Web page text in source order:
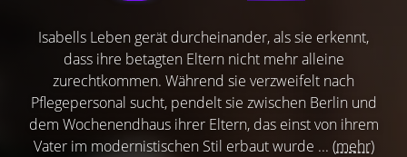
Isabells Leben gerät durcheinander, als sie erkennt,
dass ihre betagten Eltern nicht mehr alleine
zurechtkommen. Während sie verzweifelt nach
Pflegepersonal sucht, pendelt sie zwischen Berlin und
dem Wochenendhaus ihrer Eltern, das einst von ihrem
Vater im modernistischen Stil erbaut wurde ... (mehr)